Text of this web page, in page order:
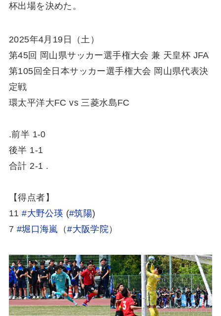
杯出場を決めた。
2025年4月19日（土）
第45回 岡山県サッカー選手権大会 兼 天皇杯 JFA
第105回全日本サッカー選手権大会 岡山県代表決
定戦
環太平洋大FC vs 三菱水島FC
.前半 1-0
後半 1-1
合計 2-1 .
【得点者】
11#大野公瑛 (#筑陽)
7 #堀口海嵐 （#大阪学院）